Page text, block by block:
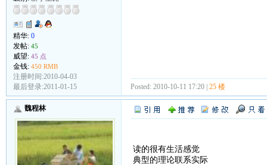
精华: 0
发帖: 45
威望: 45 点
金钱: 450 RMB
注册时间:2010-04-03
最后登录:2011-01-15
Posted: 2010-10-11 17:20 | 25 楼
魏程林
读的很有生活感觉
典型的理论联系实际